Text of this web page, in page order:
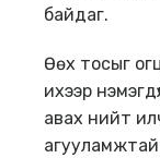
байдаг.
Өөх тосыг
ихээр
авах нийт
агууламжтай